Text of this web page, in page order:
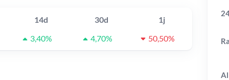
14d 30d
1j
3,40%
4,70% 50,50%